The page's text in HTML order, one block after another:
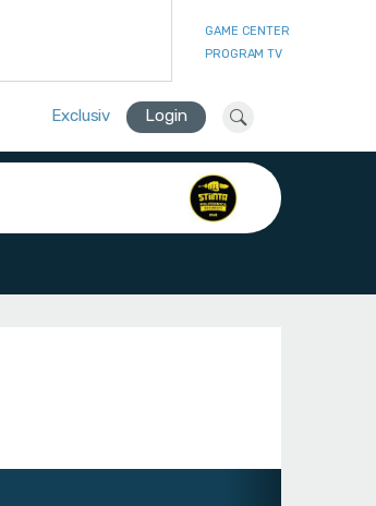
GAME CENTER
PROGRAM TV
Exclusiv Login